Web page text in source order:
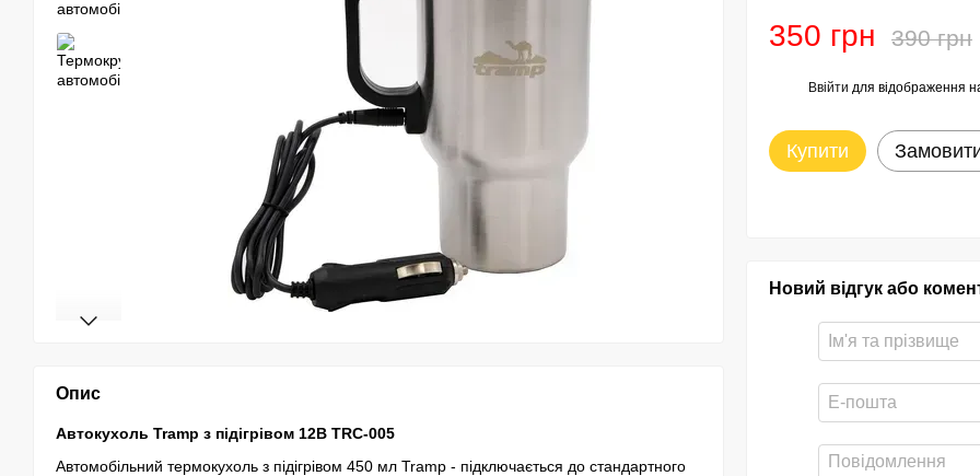
Опис
Автокухоль Tramp з підігрівом 12В TRC-005
Автомобільний термокухоль з підігрівом 450 мл Tramp - підключається до стандартного
350 грн 390 грн
Ввійти для відображення
Купити
Новий відгук або